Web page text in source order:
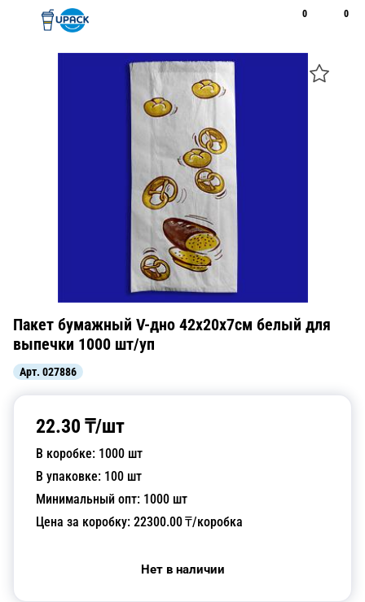
0 0
Пакет бумажный V-дно 42х20х7см белый для
выпечки 1000 шт/уп
Арт. 027886
22.30 ₸/шт
В коробке: 1000 шт
В упаковке: 100 шт
Минимальный опт: 1000 шт
Цена за коробку: 22300.00₸/коробка
Нет в наличии